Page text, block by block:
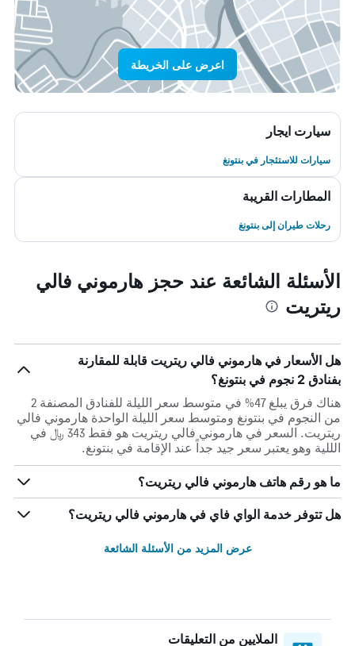
اعرض على الخريطة
سيارت ايجار
سيارات للاستئجار في بنتونغ
المطارات القريبة
رحلات طيران إلى بنتونغ
الأسئلة الشائعة عند حجز هارموني فالي
ريتريت
هل الأسعار في هارموني فالي ريتريت قابلة للمقارنة
بفنادق 2 نجوم في بنتونغ؟
هناك فرق يبلغ 47% في متوسط ​​سعر الليلة للفنادق المصنفة 2
من النجوم في بنتونغ ومتوسط ​​سعر الليلة الواحدة هارموني فالي
ريتريت. السعر في هارموني فالي ريتريت هو فقط 343 ﷼ في
الللية وهو يعتبر سعر جيد جداً عند الإقامة في بنتونغ.
ما هو رقم هاتف هارموني فالي ريتريت؟
هل تتوفر خدمة الواي فاي في هارموني فالي ريتريت؟
عرض المزيد من الأسئلة الشائعة
الملايين من التعليقات